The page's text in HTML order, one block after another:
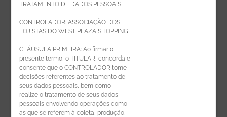
TRATAMENTO DE DADOS PESSOAIS
CONTROLADOR: ASSOCIAÇÃO DOS
LOJISTAS DO WEST PLAZA SHOPPING
CLÁUSULA PRIMEIRA: Ao firmar o
presente termo, o TITULAR, concorda e
consente que o CONTROLADOR tome
decisões referentes ao tratamento de
seus dados pessoais, bem como
realize o tratamento de seus dados
pessoais envolvendo operações como
as que se referem à coleta, produção,
Faça parte da equipe West Plaza
Politica de privacidade
Código de Ética de Parceiros
CADASTRE-SE